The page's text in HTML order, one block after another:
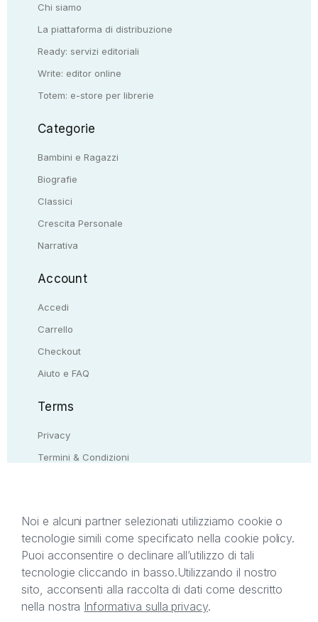
Chi siamo
La piattaforma di distribuzione
Ready: servizi editoriali
Write: editor online
Totem: e-store per librerie
Categorie
Bambini e Ragazzi
Biografie
Classici
Crescita Personale
Narrativa
Account
Accedi
Carrello
Checkout
Aiuto e FAQ
Terms
Privacy
Termini & Condizioni
Il presente sito web è di proprietà di StreetLib S.r.l.
C.F. e P.IVA 05338720963. StreetLib S.r.l. è
titolare di tutti i diritti di proprietà intellettuale
afferenti ai marchi, loghi e segni distintivi presenti
sul sito web. Si invita l’utente a prendere visione
Noi e alcuni partner selezionati utilizziamo cookie o
tecnologie simili come specificato nella cookie policy.
Puoi acconsentire o declinare all’utilizzo di tali
tecnologie cliccando in basso.Utilizzando il nostro
sito, acconsenti alla raccolta di dati come descritto
nella nostra Informativa sulla privacy.